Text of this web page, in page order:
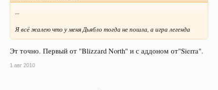
...
Я всё жалею что у меня Дьябло тогда не пошла, а игра легенда
Эт точно. Первый от "Blizzard North" и с аддоном от"Sierra".
1 авг 2010